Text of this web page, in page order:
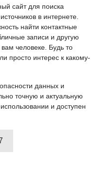
сайт для поиска
в интернете.
найти контактные
записи и другую
человеке. Будь то
просто интерес к какому-
данных и
точную и актуальную
и доступен